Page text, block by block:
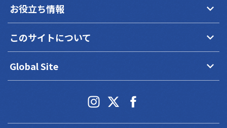
お役立ち情報 keyboard_arrow_down
このサイトについて keyboard_arrow_down
Global Site keyboard_arrow_down